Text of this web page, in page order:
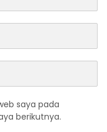
saya pada
berikutnya.